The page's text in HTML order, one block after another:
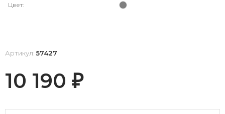
Цвет:
Артикул: 57427
10 190 ₽